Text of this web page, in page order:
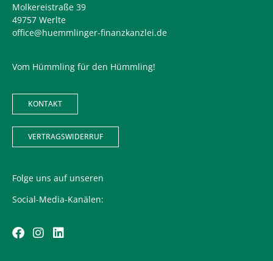
Molkereistraße 39
49757 Werlte
office@huemmlinger-finanzkanzlei.de
Vom Hümmling für den Hümmling!
KONTAKT
VERTRAGSWIDERRUF
Folge uns auf unseren
Social-Media-Kanälen: